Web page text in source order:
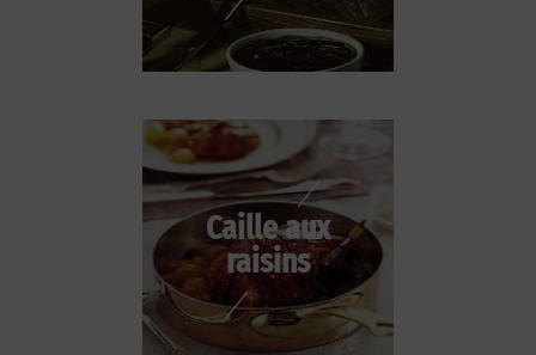
Caille aux
raisins